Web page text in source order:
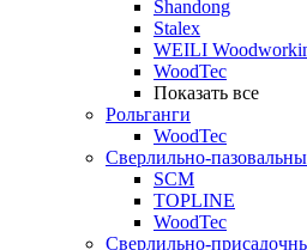
Shandong
Stalex
WEILI
WoodTec
Показать все
Рольганги
WoodTec
Сверлильно-
SCM
TOPLINE
WoodTec
Сверлильно-